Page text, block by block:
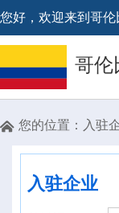
您好，欢迎来到哥伦
哥伦
 您的位置： 入驻
入驻企业